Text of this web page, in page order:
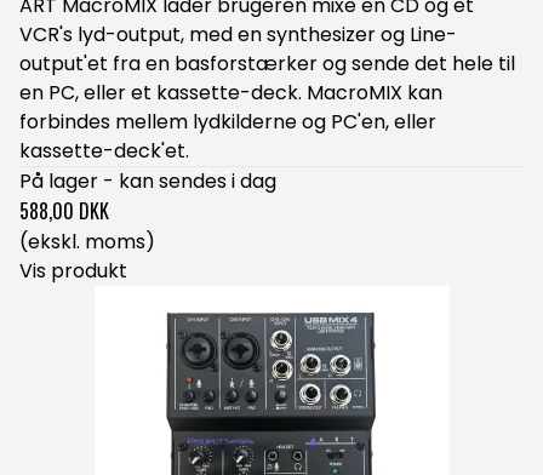
VCR's lyd-output, med en synthesizer og Line-
output'et fra en basforstærker og sende det hele til
en PC, eller et kassette-deck. MacroMIX kan
forbindes mellem lydkilderne og PC'en, eller
kassette-deck'et.
På lager - kan sendes i dag
588,00 DKK
(ekskl. moms)
Vis produkt